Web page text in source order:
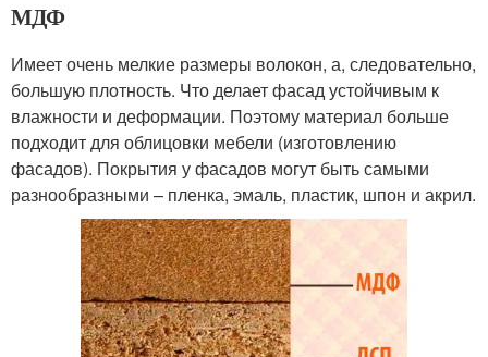
МДФ
Имеет очень мелкие размеры волокон, а, следовательно,
большую плотность. Что делает фасад устойчивым к
влажности и деформации. Поэтому материал больше
подходит для облицовки мебели (изготовлению
фасадов). Покрытия у фасадов могут быть самыми
разнообразными – пленка, эмаль, пластик, шпон и акрил.